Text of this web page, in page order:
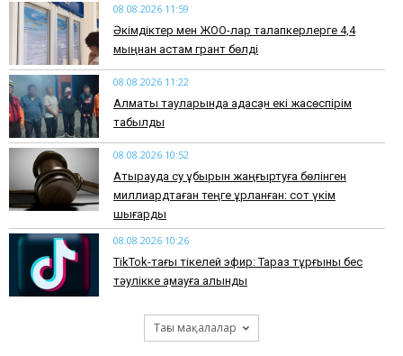
08.08.2026 11:59
Әкімдіктер мен ЖОО-лар талапкерлерге 4,4
мыңнан астам грант бөлді
08.08.2026 11:22
Алматы тауларында адасқан екі жасөспірім
табылды
08.08.2026 10:52
Атырауда су құбырын жаңғыртуға бөлінген
миллиардтаған теңге ұрланған: сот үкім
шығарды
08.08.2026 10:26
TikTok-тағы тікелей эфир: Тараз тұрғыны бес
тәулікке қамауға алынды
Тағы мақалалар